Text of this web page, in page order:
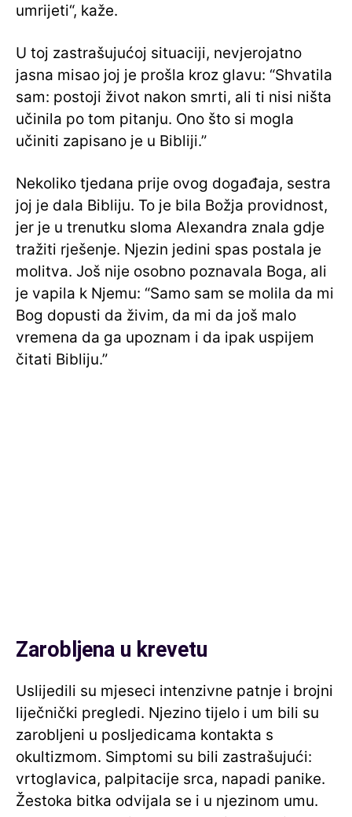
umrijeti“, kaže.
U toj zastrašujućoj situaciji, nevjerojatno
jasna misao joj je prošla kroz glavu: “Shvatila
sam: postoji život nakon smrti, ali ti nisi ništa
učinila po tom pitanju. Ono što si mogla
učiniti zapisano je u Bibliji.”
Nekoliko tjedana prije ovog događaja, sestra
joj je dala Bibliju. To je bila Božja providnost,
jer je u trenutku sloma Alexandra znala gdje
tražiti rješenje. Njezin jedini spas postala je
molitva. Još nije osobno poznavala Boga, ali
je vapila k Njemu: “Samo sam se molila da mi
Bog dopusti da živim, da mi da još malo
vremena da ga upoznam i da ipak uspijem
čitati Bibliju.”
Zarobljena u krevetu
Uslijedili su mjeseci intenzivne patnje i brojni
liječnički pregledi. Njezino tijelo i um bili su
zarobljeni u posljedicama kontakta s
okultizmom. Simptomi su bili zastrašujući:
vrtoglavica, palpitacije srca, napadi panike.
Žestoka bitka odvijala se i u njezinom umu.